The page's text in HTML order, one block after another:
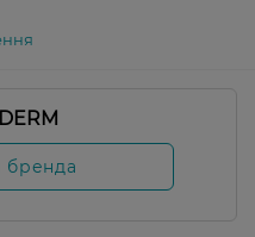
бренда